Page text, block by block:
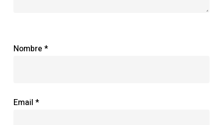
Nombre *
Email *